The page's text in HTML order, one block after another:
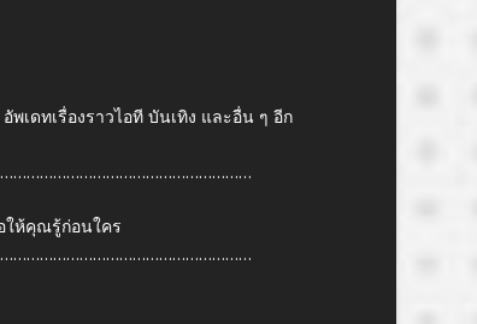
เดทเรื่องราวไอที บันเทิง และอื่น ๆ อีก
ให้คุณรู้ก่อนใคร